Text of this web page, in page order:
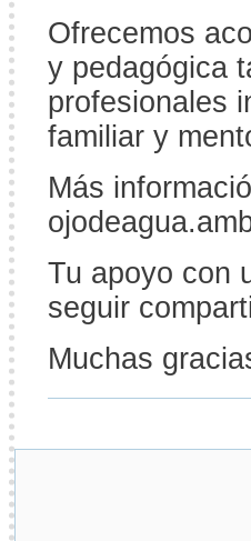
Ofrecemos
y pedagógica
profesionales
familiar y
Más
Tu apoyo con
seguir
Muchas